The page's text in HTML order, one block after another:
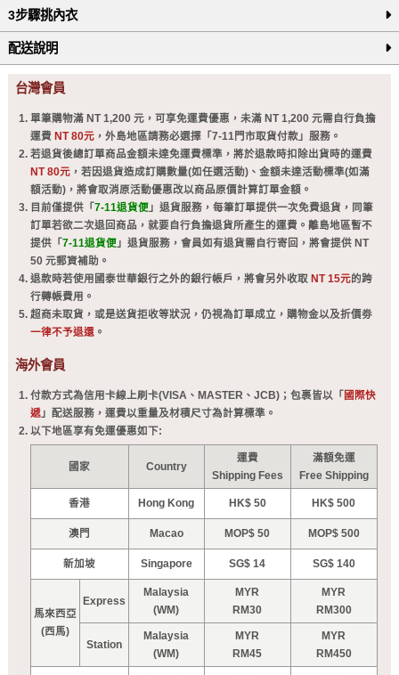
3步驟挑內衣
配送說明
台灣會員
單筆購物滿 NT 1,200 元，可享免運費優惠，未滿 NT 1,200 元需自行負擔
運費 NT 80元，外島地區請務必選擇「7-11門市取貨付款」服務。
若退貨後總訂單商品金額未達免運費標準，將於退款時扣除出貨時的運費
NT 80元，若因退貨造成訂購數量(如任選活動)、金額未達活動標準(如滿
額活動)，將會取消原活動優惠改以商品原價計算訂單金額。
目前僅提供「 7-11退貨便 」退貨服務，每筆訂單提供一次免費退貨，同筆
訂單若欲二次退回商品，就要自行負擔退貨所產生的運費。離島地區暫不
提供「 7-11退貨便 」退貨服務，會員如有退貨需自行寄回，將會提供 NT
50 元郵資補助。
退款時若使用國泰世華銀行之外的銀行帳戶，將會另外收取 NT 15元的跨
行轉帳費用。
超商未取貨，或是送貨拒收等狀況，仍視為訂單成立，購物金以及折價劵
一律不予退還。
海外會員
付款方式為信用卡線上刷卡(VISA、MASTER、JCB)；包裹皆以「 國際快
遞」配送服務，運費以重量及材積尺寸為計算標準。
以下地區享有免運優惠如下:
國家 Country
運費
Shipping Fees
滿額免運
Free Shipping
香港 Hong Kong HK$ 50 HK$ 500
澳門 Macao MOP$ 50 MOP$ 500
新加坡 Singapore SG$ 14 SG$ 140
馬來西亞
(西馬)
Express
Malaysia
(WM)
MYR
RM30
MYR
RM300
Station
Malaysia
(WM)
MYR
RM45
MYR
RM450